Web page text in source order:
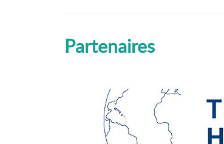
Partenaires